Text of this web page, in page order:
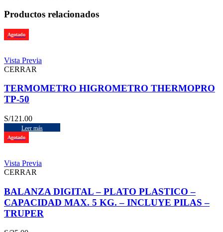
Productos relacionados
Agotado
Vista Previa
CERRAR
TERMOMETRO HIGROMETRO THERMOPRO
TP-50
S/121.00
Leer más
Agotado
Vista Previa
CERRAR
BALANZA DIGITAL – PLATO PLASTICO –
CAPACIDAD MAX. 5 KG. – INCLUYE PILAS –
TRUPER